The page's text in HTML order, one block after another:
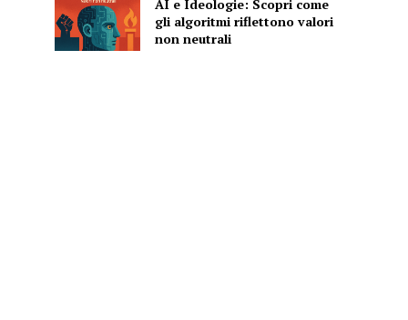
AI e Ideologie: Scopri come
gli algoritmi riflettono valori
non neutrali